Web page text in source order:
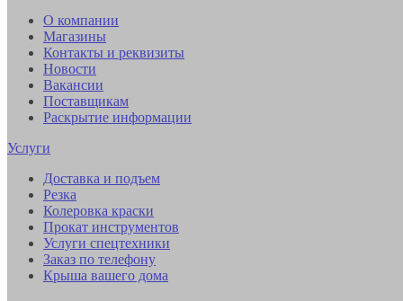
О компании
Магазины
Контакты и реквизиты
Новости
Вакансии
Поставщикам
Раскрытие информации
Услуги
Доставка и подъем
Резка
Колеровка краски
Прокат инструментов
Услуги спецтехники
Заказ по телефону
Крыша вашего дома